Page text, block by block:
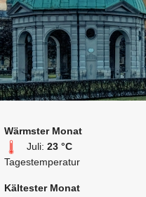
Wärmster Monat
Juli: 23 °C
Tagestemperatur
Kältester Monat